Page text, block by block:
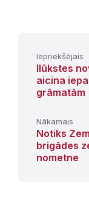
Iepriekšējais
Ilūkstes
aicina
grāmatām
Nākamais
Notiks
brigādes
nometne